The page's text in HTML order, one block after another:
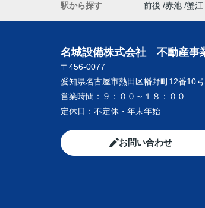
駅から探す
前後 赤池 蟹江
名城設備株式会社 不動産事
〒456-0077
愛知県名古屋市熱田区幡野町12番10
営業時間： ９：００～１８：００
定休日： 不定休・年末年始
お問い合わせ